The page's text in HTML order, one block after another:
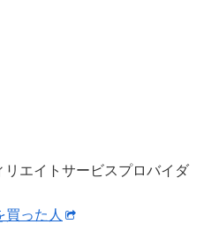
エイトサービスプロバイダ
買った人